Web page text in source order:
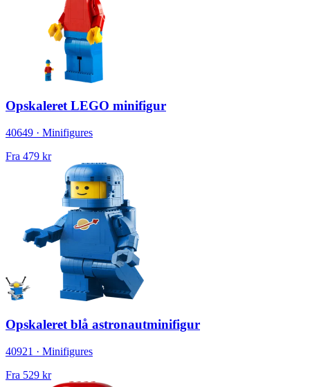
Opskaleret LEGO minifigur
40649 · Minifigures
Fra 479 kr
Opskaleret blå astronautminifigur
40921 · Minifigures
Fra 529 kr